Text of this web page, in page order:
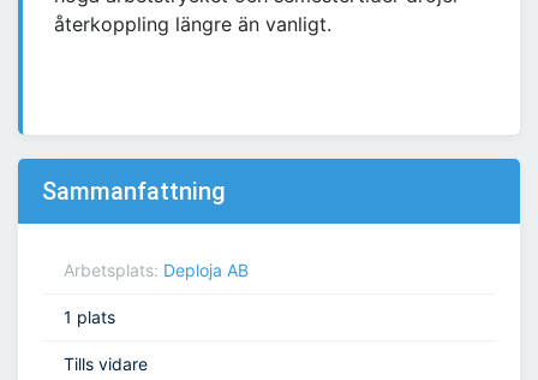
återkoppling längre än vanligt.
Sammanfattning
Arbetsplats: Deploja AB
1 plats
Tills vidare